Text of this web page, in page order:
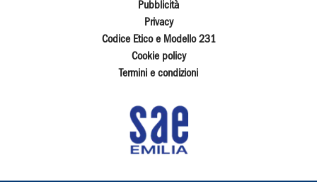
Pubblicità
Privacy
Codice Etico e Modello 231
Cookie policy
Termini e condizioni